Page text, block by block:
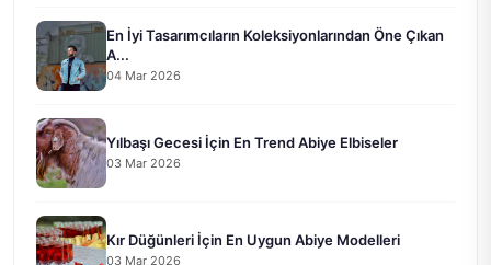
En İyi Tasarımcıların Koleksiyonlarından Öne Çıkan
A...
04 Mar 2026
Yılbaşı Gecesi İçin En Trend Abiye Elbiseler
03 Mar 2026
Kır Düğünleri İçin En Uygun Abiye Modelleri
03 Mar 2026